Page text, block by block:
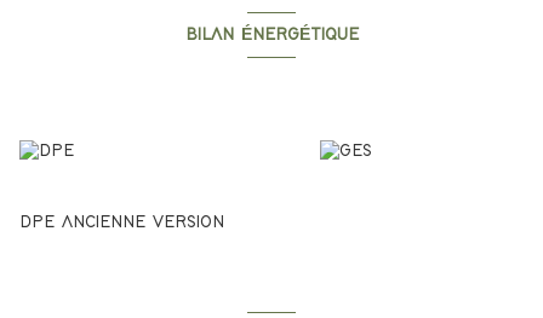
BILAN ÉNERGÉTIQUE
DPE ANCIENNE VERSION